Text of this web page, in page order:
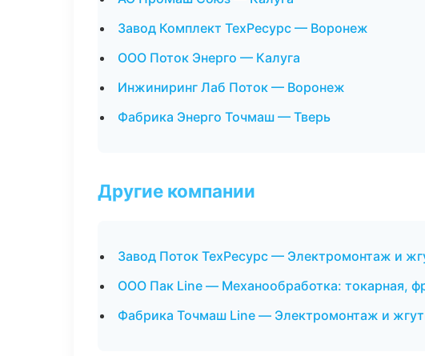
Завод Комплект ТехРесурс — Воронеж
ООО Поток Энерго — Калуга
Инжиниринг Лаб Поток — Воронеж
Фабрика Энерго Точмаш — Тверь
Другие компании
Завод Поток ТехРесурс — Электромонтаж и
ООО Пак Line — Механообработка: токарная,
Фабрика Точмаш Line — Электромонтаж и